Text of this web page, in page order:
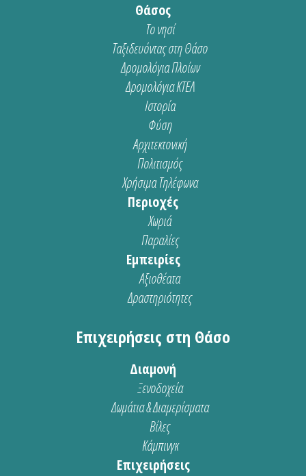
Θάσος
Το νησί
Ταξιδευόντας στη Θάσο
Δρομολόγια Πλοίων
Δρομολόγια ΚΤΕΛ
Ιστορία
Φύση
Αρχιτεκτονική
Πολιτισμός
Χρήσιμα Τηλέφωνα
Περιοχές
Χωριά
Παραλίες
Εμπειρίες
Αξιοθέατα
Δραστηριότητες
Επιχειρήσεις στη Θάσο
Διαμονή
Ξενοδοχεία
Δωμάτια & Διαμερίσματα
Βίλες
Κάμπινγκ
Επιχειρήσεις